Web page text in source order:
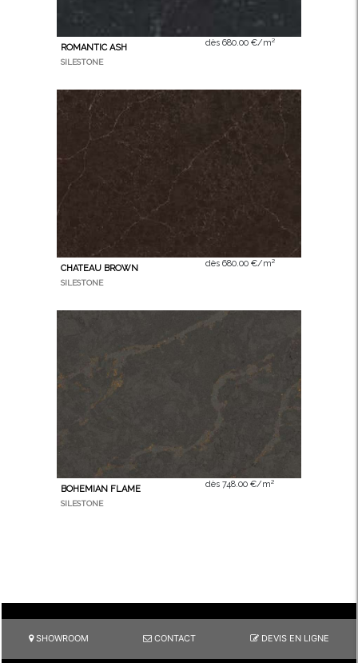
ROMANTIC ASH
SILESTONE
dès 680.00 €/m²
CHATEAU BROWN
SILESTONE
dès 680.00 €/m²
BOHEMIAN FLAME
SILESTONE
dès 748.00 €/m²
SHOWROOM CONTACT DEVIS EN LIGNE